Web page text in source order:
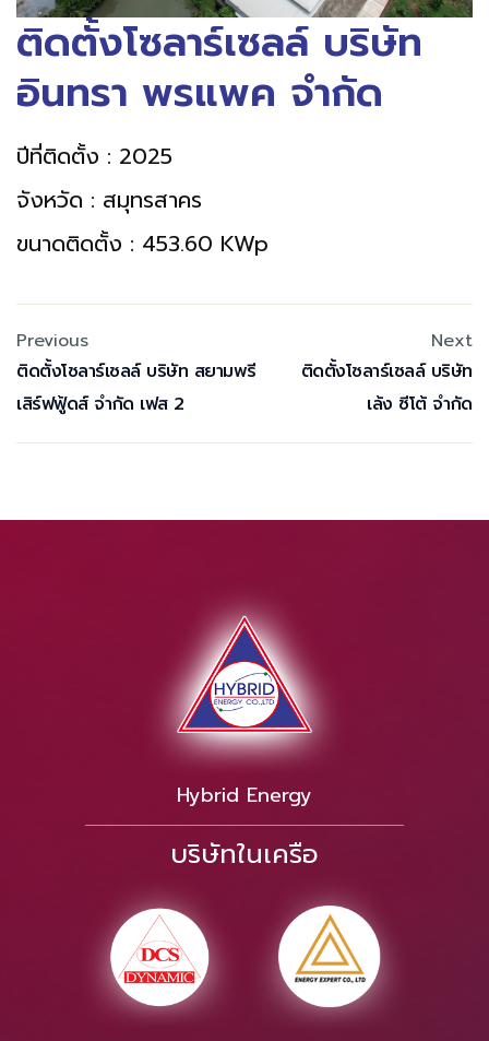
ติดตั้งโซลาร์เซลล์ บริษัท
อินทรา พรแพค จำกัด
ปีที่ติดตั้ง : 2025
จังหวัด : สมุทรสาคร
ขนาดติดตั้ง : 453.60 KWp
Previous
ติดตั้งโซลาร์เซลล์ บริษัท สยามพรี
เสิร์ฟฟู้ดส์ จำกัด เฟส 2
Next
ติดตั้งโซลาร์เซลล์ บริษัท
เล้ง ซีโต้ จำกัด
Hybrid Energy
บริษัทในเครือ